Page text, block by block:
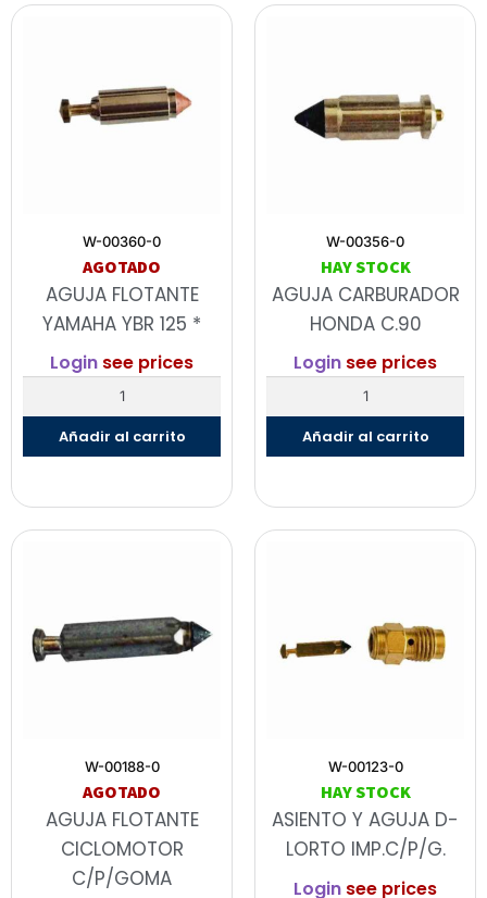
W-00360-0
AGOTADO
AGUJA FLOTANTE
YAMAHA YBR 125 *
Login see prices
Añadir al carrito
W-00356-0
HAY STOCK
AGUJA CARBURADOR
HONDA C.90
Login see prices
Añadir al carrito
W-00188-0
AGOTADO
AGUJA FLOTANTE
CICLOMOTOR
C/P/GOMA
W-00123-0
HAY STOCK
ASIENTO Y AGUJA D-
LORTO IMP.C/P/G.
Login see prices